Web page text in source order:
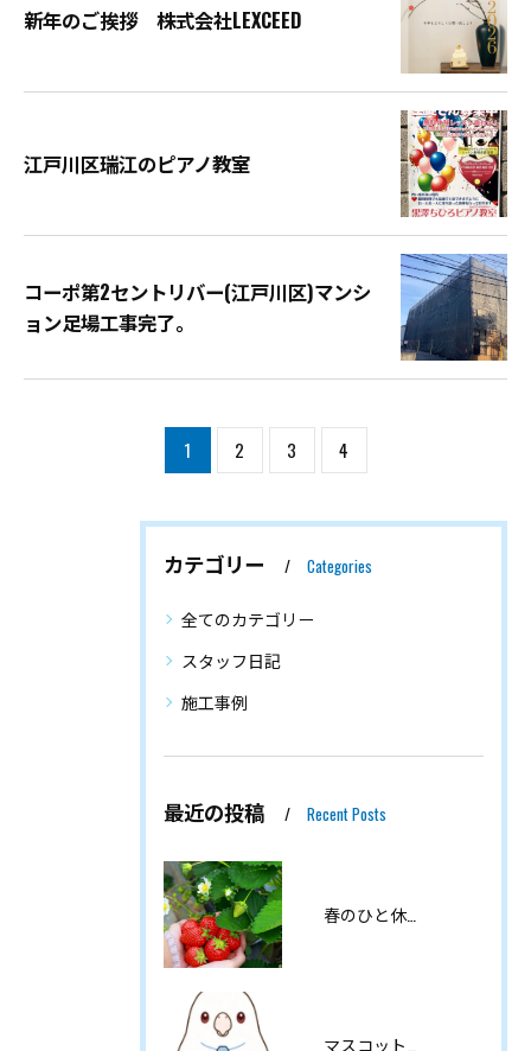
新年のご挨拶 株式会社LEXCEED
江戸川区瑞江のピアノ教室
コーポ第2セントリバー(江戸川区)マンシ
ョン足場工事完了。
1 2 3 4
カテゴリー Categories
全てのカテゴリー
スタッフ日記
施工事例
最近の投稿 Recent Posts
春のひと休みを満喫しました♪